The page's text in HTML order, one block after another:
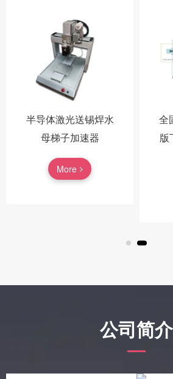
半导体激光送锡焊水
母梯子加速器
More
全
版
公司简介